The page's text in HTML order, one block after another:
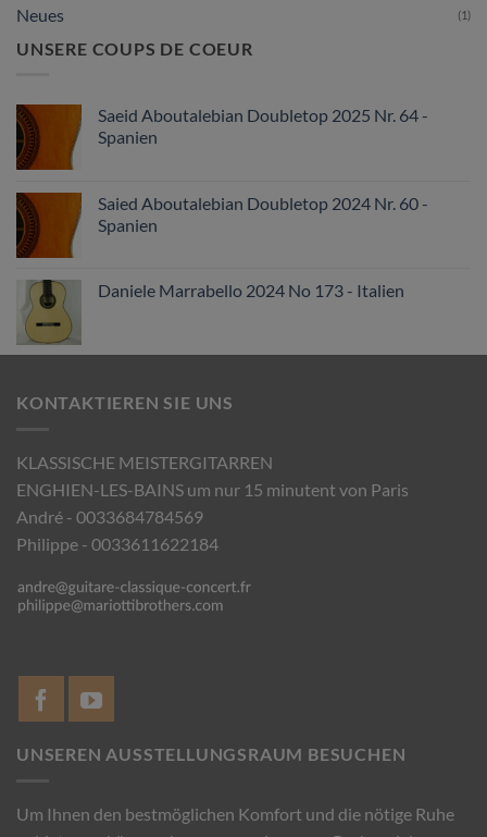
Neues (1)
UNSERE COUPS DE COEUR
Saeid Aboutalebian Doubletop 2025 Nr. 64 -
Spanien
Saied Aboutalebian Doubletop 2024 Nr. 60 -
Spanien
Daniele Marrabello 2024 No 173 - Italien
KONTAKTIEREN SIE UNS
KLASSISCHE MEISTERGITARREN
ENGHIEN-LES-BAINS um nur 15 minutent von Paris
André - 0033684784569
Philippe - 0033611622184
UNSEREN AUSSTELLUNGSRAUM BESUCHEN
Um Ihnen den bestmöglichen Komfort und die nötige Ruhe